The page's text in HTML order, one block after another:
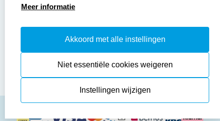
Productinformatie:
Instructiepagina
Safety Sheets
Sitemap
Meer informatie
Akkoord met alle instellingen
Niet essentiële cookies weigeren
Instellingen wijzigen